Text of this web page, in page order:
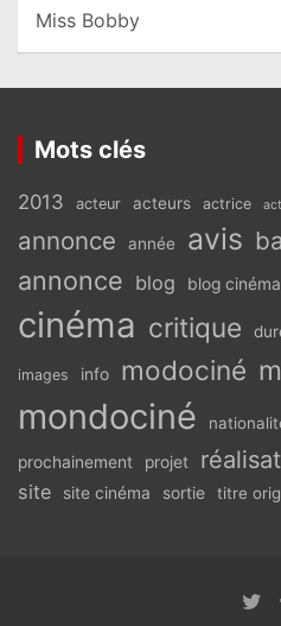
Miss Bobby
Mots clés
2013 acteur acteurs actrice
annonce année avis
annonce blog blog cinéma
cinéma critique
images info modociné
mondociné
prochainement projet
site site cinéma sortie titre